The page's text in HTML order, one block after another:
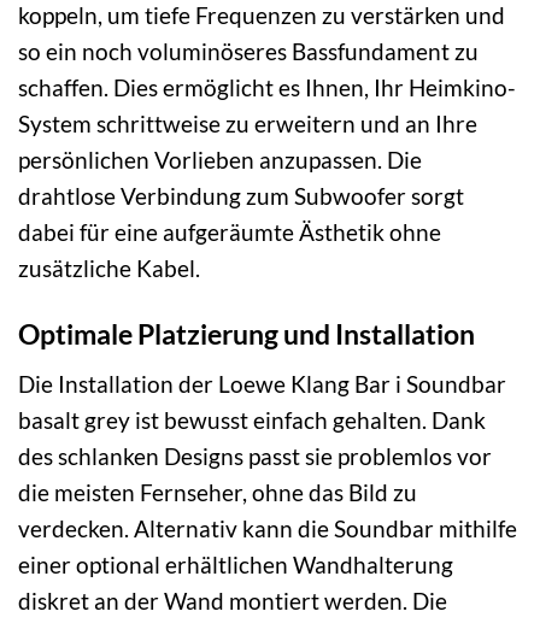
koppeln, um tiefe Frequenzen zu verstärken und
so ein noch voluminöseres Bassfundament zu
schaffen. Dies ermöglicht es Ihnen, Ihr Heimkino-
System schrittweise zu erweitern und an Ihre
persönlichen Vorlieben anzupassen. Die
drahtlose Verbindung zum Subwoofer sorgt
dabei für eine aufgeräumte Ästhetik ohne
zusätzliche Kabel.
Optimale Platzierung und Installation
Die Installation der Loewe Klang Bar i Soundbar
basalt grey ist bewusst einfach gehalten. Dank
des schlanken Designs passt sie problemlos vor
die meisten Fernseher, ohne das Bild zu
verdecken. Alternativ kann die Soundbar mithilfe
einer optional erhältlichen Wandhalterung
diskret an der Wand montiert werden. Die